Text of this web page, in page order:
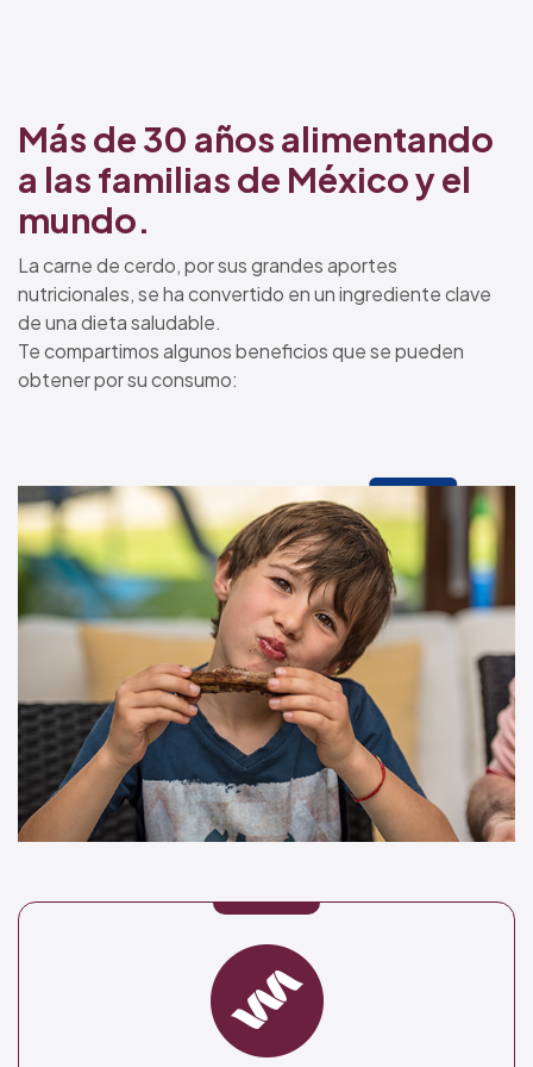
Más de 30 años alimentando
a las familias de México y el
mundo.
La carne de cerdo, por sus grandes aportes
nutricionales, se ha convertido en un ingrediente clave
de una dieta saludable.
Te compartimos algunos beneficios que se pueden
obtener por su consumo: